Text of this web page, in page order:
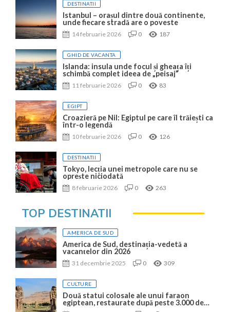
DESTINATII
Istanbul – orașul dintre două continente,
unde fiecare stradă are o poveste
14 februarie 2026 0 187
GHID DE VACANTA
Islanda: insula unde focul și gheața îți
schimbă complet ideea de „peisaj”
11 februarie 2026 0 83
EGIPT
Croazieră pe Nil: Egiptul pe care îl trăiești ca
într-o legendă
10 februarie 2026 0 126
DESTINATII
Tokyo, lecția unei metropole care nu se
oprește niciodată
8 februarie 2026 0 263
TOP DESTINATII
AMERICA DE SUD
America de Sud, destinația-vedetă a
vacanțelor din 2026
31 decembrie 2025 0 309
CULTURE
Două statui colosale ale unui faraon
egiptean, restaurate după peste 3.000 de
ani